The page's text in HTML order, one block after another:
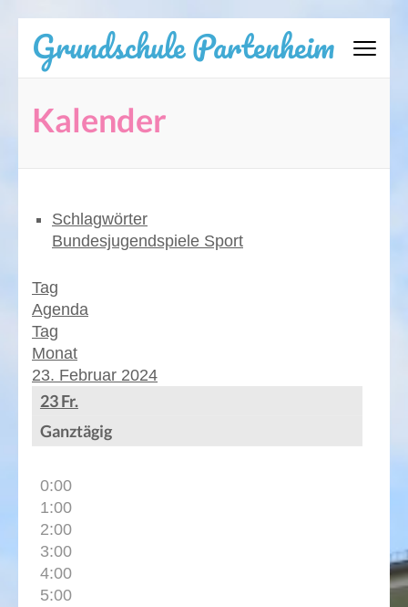
Inhalt
springen
drücken)
Grundschule Partenheim
Kalender
Schlagwörter
Bundesjugendspiele Sport
Tag
Agenda
Tag
Monat
23. Februar 2024
23Fr.
Ganztägig
0:00
1:00
2:00
3:00
4:00
5:00